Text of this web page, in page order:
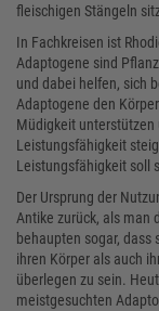
fleischigen Stängeln
In Fachkreisen ist
Adaptogene sind
und dabei helfen, sich
Adaptogene den
Müdigkeit
Leistungsfähigkeit
Leistungsfähigkeit soll
Der Ursprung der
Antike zurück, als man
behaupten sogar, dass
ihren Körper als auch
überlegen zu sein.
meistgesuchten